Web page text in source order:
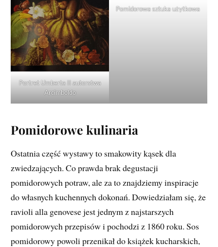
Portret Umberta II autorstwa
Arcimboldo
Pomidorowa sztuka użytkowa
Pomidorowe kulinaria
Ostatnia część wystawy to smakowity kąsek dla
zwiedzających. Co prawda brak degustacji
pomidorowych potraw, ale za to znajdziemy inspiracje
do własnych kuchennych dokonań. Dowiedziałam się, że
ravioli alla genovese jest jednym z najstarszych
pomidorowych przepisów i pochodzi z 1860 roku. Sos
pomidorowy powoli przenikał do książek kucharskich,